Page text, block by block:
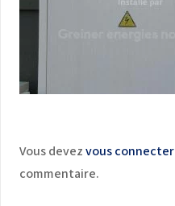
Vous devezvous connecter
commentaire.